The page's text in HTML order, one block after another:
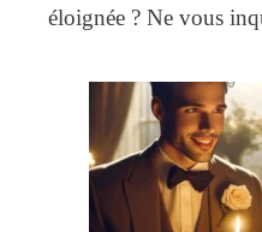
éloignée ? Ne vous